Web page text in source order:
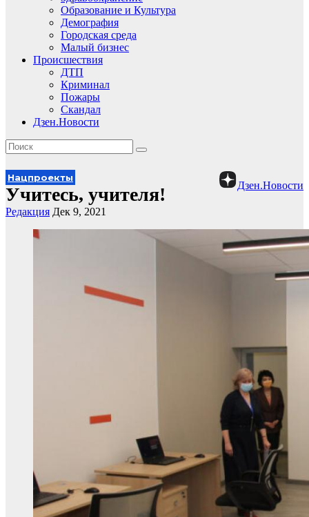
Образование и Культура
Демография
Городская среда
Малый бизнес
Происшествия
ДТП
Криминал
Пожары
Скандал
Дзен.Новости
Дзен.Новости
Нацпроекты
Учитесь, учителя!
Редакция Дек 9, 2021